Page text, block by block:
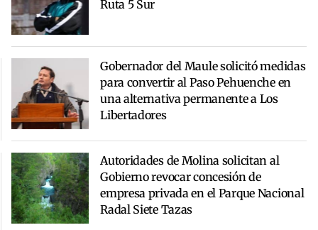
Ruta 5 Sur
Gobernador del Maule solicitó medidas
para convertir al Paso Pehuenche en
una alternativa permanente a Los
Libertadores
Autoridades de Molina solicitan al
Gobierno revocar concesión de
empresa privada en el Parque Nacional
Radal Siete Tazas